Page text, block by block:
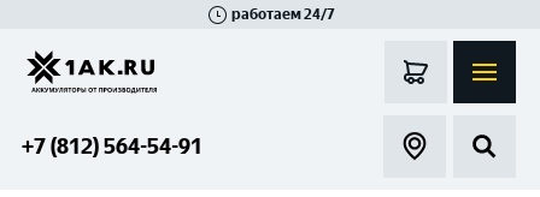
работаем 24/7
+7 (812) 564-54-91
Гатчина